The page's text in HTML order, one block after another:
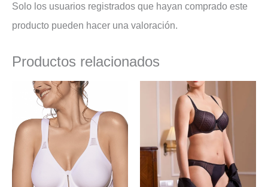
Solo los usuarios registrados que hayan comprado este
producto pueden hacer una valoración.
Productos relacionados
El
precio
original
era:
27,95 €.
actual
es:
24,90 €.
El
precio
original
era:
28,90 €.